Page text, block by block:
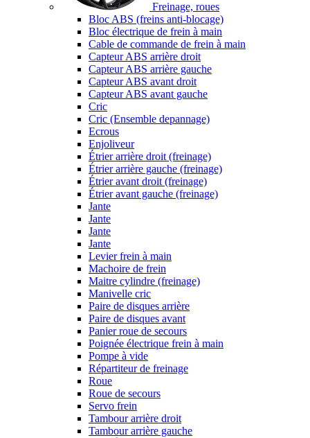
Freinage, roues
Bloc ABS (freins anti-blocage)
Bloc électrique de frein à main
Cable de commande de frein à main
Capteur ABS arrière droit
Capteur ABS arrière gauche
Capteur ABS avant droit
Capteur ABS avant gauche
Cric
Cric (Ensemble depannage)
Ecrous
Enjoliveur
Étrier arrière droit (freinage)
Étrier arrière gauche (freinage)
Étrier avant droit (freinage)
Étrier avant gauche (freinage)
Jante
Jante
Jante
Jante
Levier frein à main
Machoire de frein
Maitre cylindre (freinage)
Manivelle cric
Paire de disques arrière
Paire de disques avant
Panier roue de secours
Poignée électrique frein à main
Pompe à vide
Répartiteur de freinage
Roue
Roue de secours
Servo frein
Tambour arrière droit
Tambour arrière gauche